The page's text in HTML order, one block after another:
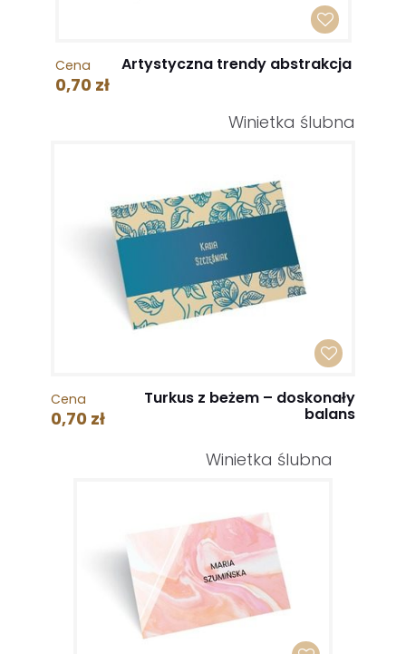
Cena
0,70 zł
Artystyczna trendy abstrakcja
Winietka ślubna
Cena
0,70 zł
Turkus z beżem – doskonały
balans
Winietka ślubna